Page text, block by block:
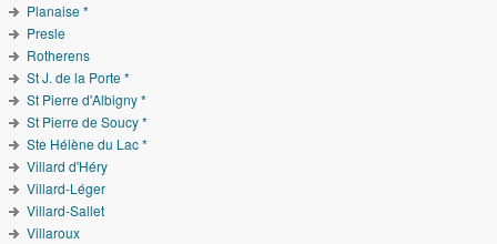
Planaise *
Presle
Rotherens
St J. de la Porte *
St Pierre d'Albigny *
St Pierre de Soucy *
Ste Hélène du Lac *
Villard d'Héry
Villard-Léger
Villard-Sallet
Villaroux